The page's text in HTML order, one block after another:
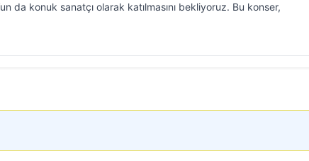
da konuk sanatçı olarak katılmasını bekliyoruz. Bu konser,